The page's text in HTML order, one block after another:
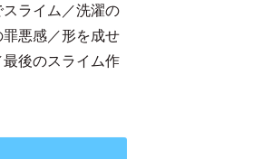
ライム／洗濯の
悪感／形を成せ
後のスライム作